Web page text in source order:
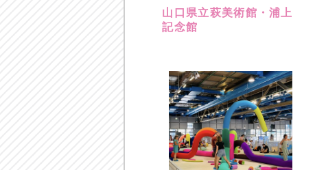
山口県立萩美術館・浦上
記念館